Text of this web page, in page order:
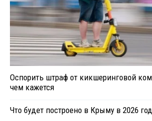
Оспорить штраф от кикшеринговой
чем кажется
Что будет построено в Крыму в 2026